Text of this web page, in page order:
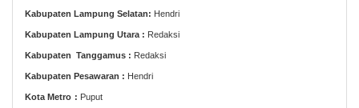
Kabupaten Lampung Selatan: Hendri
Kabupaten Lampung Utara : Redaksi
Kabupaten Tanggamus : Redaksi
Kabupaten Pesawaran : Hendri
Kota Metro : Puput